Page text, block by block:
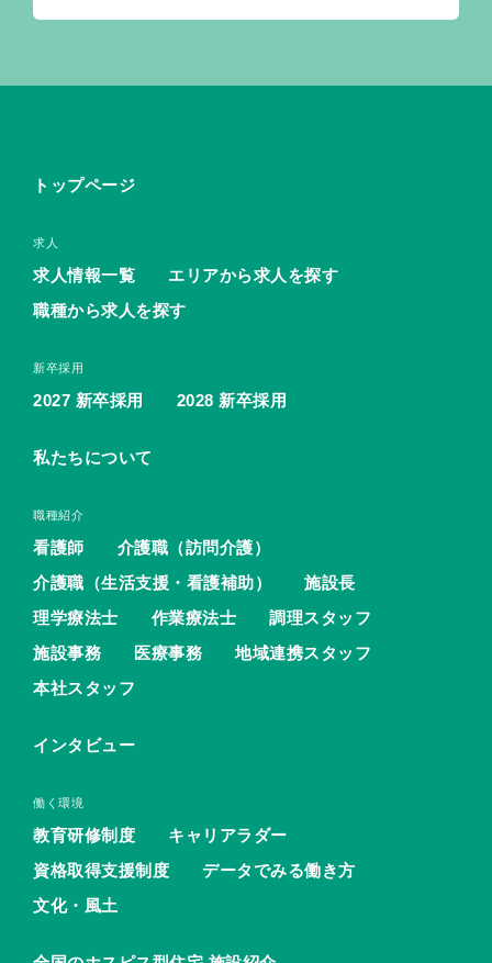
トップページ
求人
求人情報一覧
エリアから求人を探す
職種から求人を探す
新卒採用
2027 新卒採用 2028 新卒採用
私たちについて
職種紹介
看護師
介護職（訪問介護）
介護職（生活支援・看護補助）
施設長
理学療法士
作業療法士
調理スタッフ
施設事務
医療事務
地域連携スタッフ
本社スタッフ
インタビュー
働く環境
教育研修制度
キャリアラダー
資格取得支援制度
データでみる働き方
文化・風土